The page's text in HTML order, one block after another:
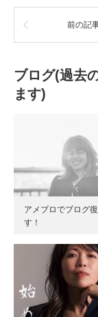
前の記
ブログ(過去
ます)
アメブロでブログ
す！